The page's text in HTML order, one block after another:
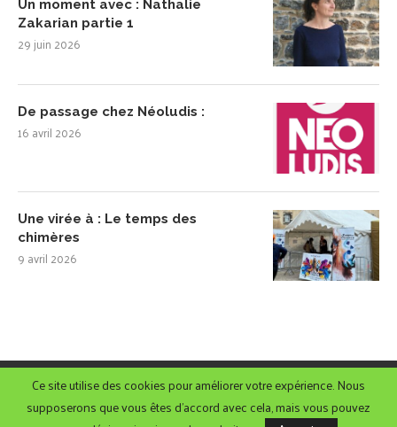
Un moment avec : Nathalie
Zakarian partie 1
29 juin 2026
De passage chez Néoludis :
16 avril 2026
Une virée à : Le temps des
chimères
9 avril 2026
@2022 - Gameovert.net
REMONTER VERS LE HAUT
Ce site utilise des cookies pour améliorer votre expérience. Nous
supposerons que vous êtes d'accord avec cela, mais vous pouvez